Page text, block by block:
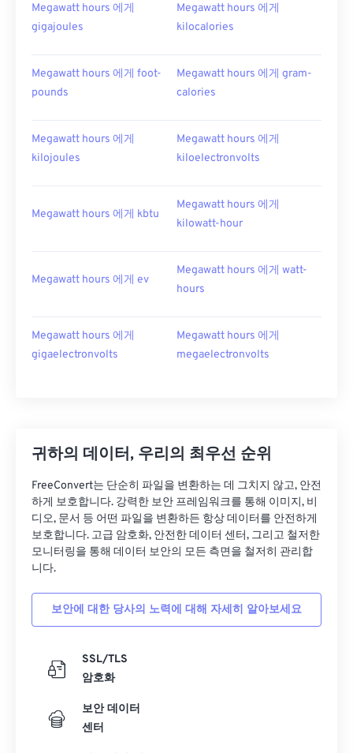
Megawatt hours 에게
gigajoules
Megawatt hours 에게
kilocalories
Megawatt hours 에게 foot-
pounds
Megawatt hours 에게 gram-
calories
Megawatt hours 에게
kilojoules
Megawatt hours 에게
kiloelectronvolts
Megawatt hours 에게 kbtu
Megawatt hours 에게
kilowatt-hour
Megawatt hours 에게 ev
Megawatt hours 에게 watt-
hours
Megawatt hours 에게
gigaelectronvolts
Megawatt hours 에게
megaelectronvolts
귀하의 데이터, 우리의 최우선 순위
FreeConvert는 단순히 파일을 변환하는 데 그치지 않고, 안전
하게 보호합니다. 강력한 보안 프레임워크를 통해 이미지, 비
디오, 문서 등 어떤 파일을 변환하든 항상 데이터를 안전하게
보호합니다. 고급 암호화, 안전한 데이터 센터, 그리고 철저한
모니터링을 통해 데이터 보안의 모든 측면을 철저히 관리합
니다.
보안에 대한 당사의 노력에 대해 자세히 알아보세요
SSL/TLS
암호화
보안 데이터
센터